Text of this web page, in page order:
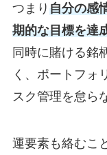
つまり 自分の感
期的な目標を達
同時に賭ける銘
く、ポートフォ
スク管理を怠ら
運要素も絡むこ